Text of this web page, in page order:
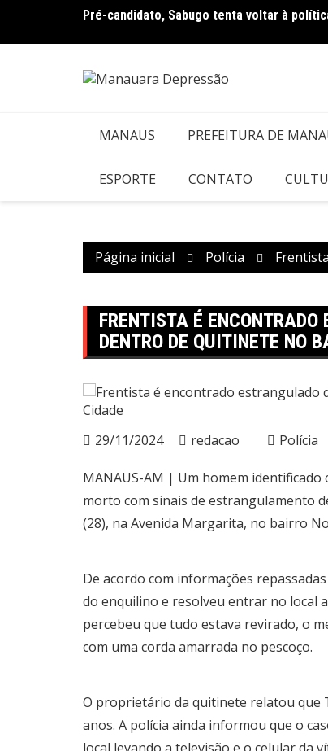
o
Pré-candidato, Sabugo tenta voltar à
MANAUS PREFEITURA DE
ESPORTE CONTATO
Página inicial Polícia
FRENTISTA É
DENTRO DE QUITINETE NO
29/11/2024 redacao Polícia
MANAUS-AM | Um homem
morto com sinais de estrangulamento
(28), na Avenida Margarita, no bairro
De acordo com informações
do enquilino e resolveu entrar no local
percebeu que tudo estava revirado, o
com uma corda amarrada no pescoço.
O proprietário da quitinete relatou que
anos. A polícia ainda informou que o